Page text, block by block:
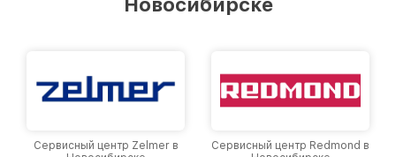
Сервисный центр Zelmer в
Сервисный центр Redmond в